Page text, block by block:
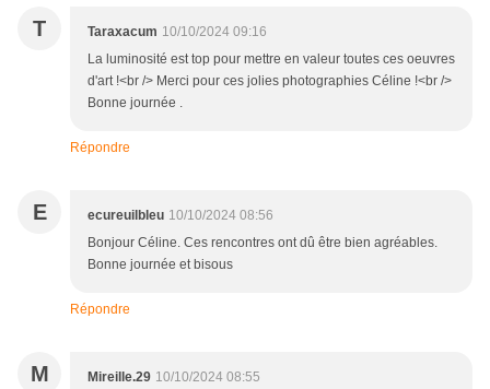
T Taraxacum 10/10/2024 09:16
La luminosité est top pour mettre en valeur toutes ces oeuvres
d'art !<br /> Merci pour ces jolies photographies Céline !<br />
Bonne journée .
Répondre
E ecureuilbleu 10/10/2024 08:56
Bonjour Céline. Ces rencontres ont dû être bien agréables.
Bonne journée et bisous
Répondre
M Mireille.29 10/10/2024 08:55